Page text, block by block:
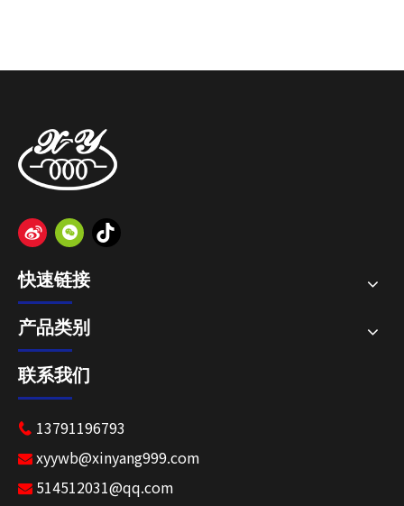
快速链接
产品类别
联系我们
 13791196793
 xyywb@xinyang999.com
 514512031@qq.com